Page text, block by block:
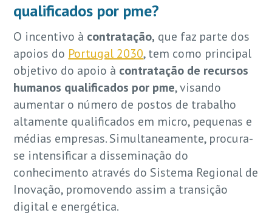
qualificados por pme?
O incentivo à contratação, que faz parte dos
apoios do Portugal 2030, tem como principal
objetivo do apoio à contratação de recursos
humanos qualificados por pme, visando
aumentar o número de postos de trabalho
altamente qualificados em micro, pequenas e
médias empresas. Simultaneamente, procura-
se intensificar a disseminação do
conhecimento através do Sistema Regional de
Inovação, promovendo assim a transição
digital e energética.